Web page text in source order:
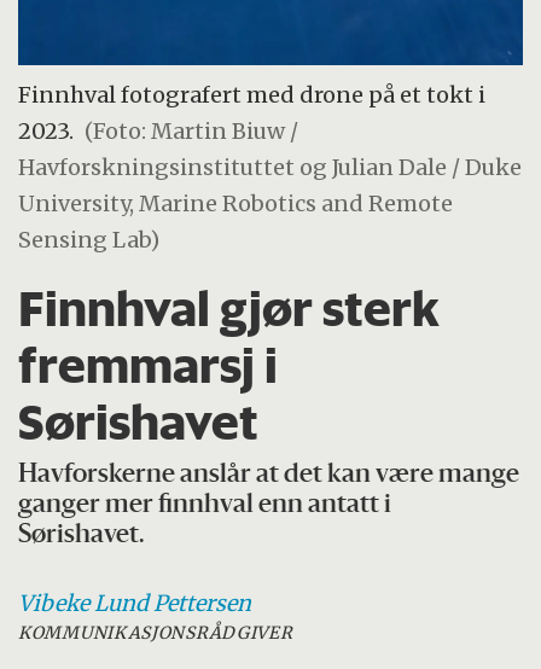
Finnhval fotografert med drone på et tokt i
2023. (Foto: Martin Biuw /
Havforskningsinstituttet og Julian Dale / Duke
University, Marine Robotics and Remote
Sensing Lab)
Finnhval gjør sterk
fremmarsj i
Sørishavet
Havforskerne anslår at det kan være mange
ganger mer finnhval enn antatt i
Sørishavet.
Vibeke LundPettersen
KOMMUNIKASJONSRÅDGIVER